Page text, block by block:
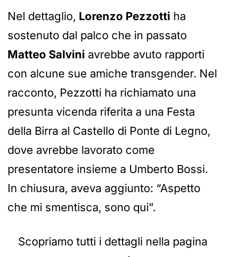
Nel dettaglio, Lorenzo Pezzotti ha
sostenuto dal palco che in passato
Matteo Salvini avrebbe avuto rapporti
con alcune sue amiche transgender. Nel
racconto, Pezzotti ha richiamato una
presunta vicenda riferita a una Festa
della Birra al Castello di Ponte di Legno,
dove avrebbe lavorato come
presentatore insieme a Umberto Bossi.
In chiusura, aveva aggiunto: “Aspetto
che mi smentisca, sono qui”.
Scopriamo tutti i dettagli nella pagina